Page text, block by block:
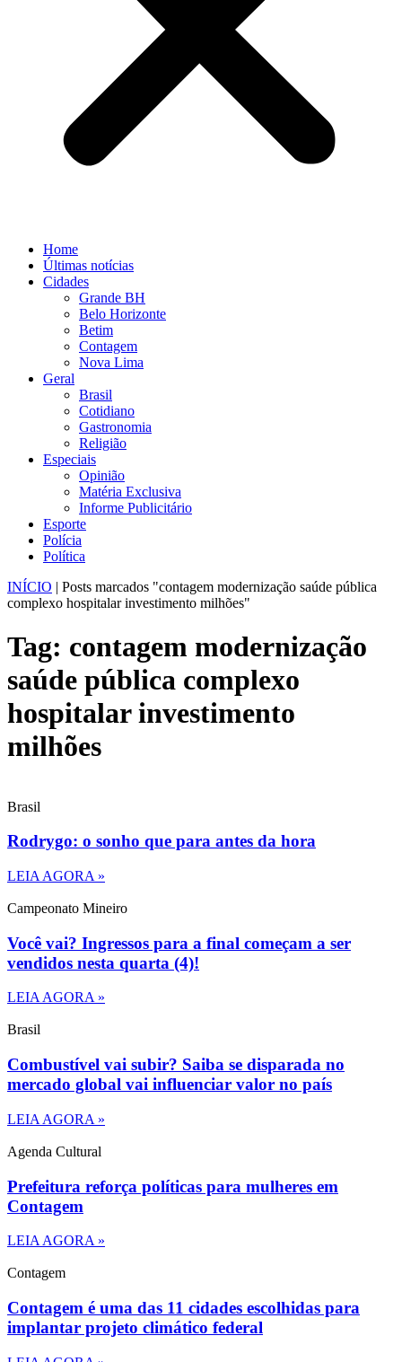
Home
Últimas notícias
Cidades
Grande BH
Belo Horizonte
Betim
Contagem
Nova Lima
Geral
Brasil
Cotidiano
Gastronomia
Religião
Especiais
Opinião
Matéria Exclusiva
Informe Publicitário
Esporte
Polícia
Política
INÍCIO | Posts marcados "contagem modernização saúde pública
complexo hospitalar investimento milhões"
Tag: contagem modernização
saúde pública complexo
hospitalar investimento
milhões
Brasil
Rodrygo: o sonho que para antes da hora
LEIA AGORA »
Campeonato Mineiro
Você vai? Ingressos para a final começam a ser
vendidos nesta quarta (4)!
LEIA AGORA »
Brasil
Combustível vai subir? Saiba se disparada no
mercado global vai influenciar valor no país
LEIA AGORA »
Agenda Cultural
Prefeitura reforça políticas para mulheres em
Contagem
LEIA AGORA »
Contagem
Contagem é uma das 11 cidades escolhidas para
implantar projeto climático federal